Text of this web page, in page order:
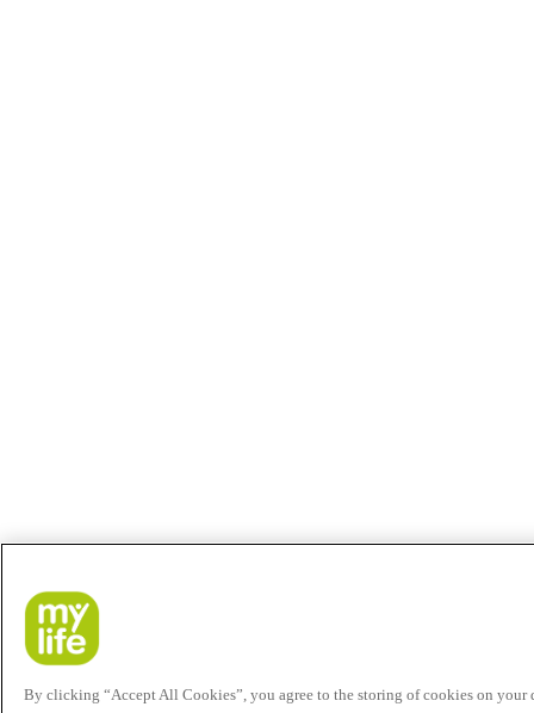
By clicking “Accept All Cookies”, you agree to the storing of cookies on your